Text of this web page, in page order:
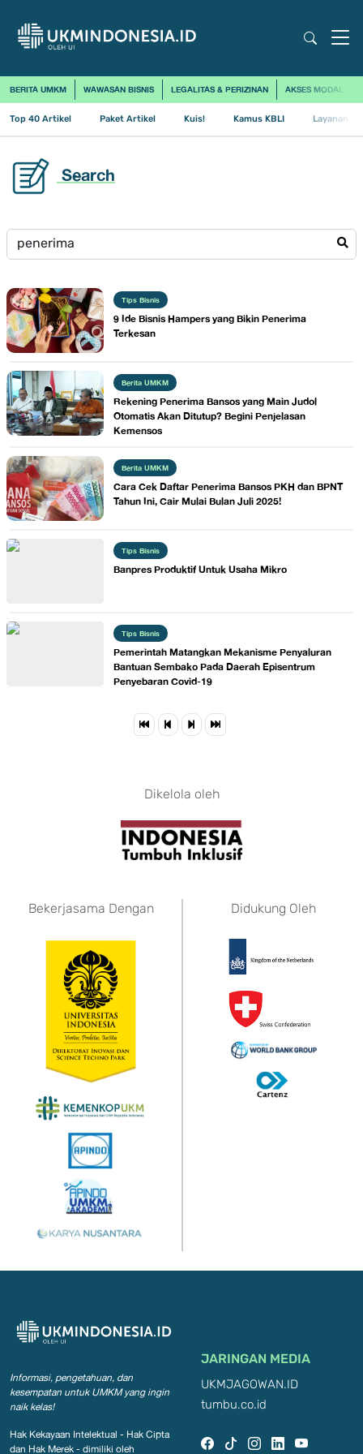
BERITA UMKM WAWASAN BISNIS LEGALITAS & PERIZINAN AKSES MODAL
Top 40 Artikel Paket Artikel Kuis! Kamus KBLI Layanan
Search
Tips Bisnis
9 Ide Bisnis Hampers yang Bikin Penerima
Terkesan
Berita UMKM
Rekening Penerima Bansos yang Main Judol
Otomatis Akan Ditutup? Begini Penjelasan
Kemensos
Berita UMKM
Cara Cek Daftar Penerima Bansos PKH dan BPNT
Tahun Ini, Cair Mulai Bulan Juli 2025!
Tips Bisnis
Banpres Produktif Untuk Usaha Mikro
Tips Bisnis
Pemerintah Matangkan Mekanisme Penyaluran
Bantuan Sembako Pada Daerah Episentrum
Penyebaran Covid-19
Dikelola oleh
Bekerjasama Dengan Didukung Oleh
Informasi, pengetahuan, dan
kesempatan untuk UMKM yang ingin
naik kelas!
Hak Kekayaan Intelektual - Hak Cipta
dan Hak Merek - dimiliki oleh
JARINGAN MEDIA
UKMJAGOWAN.ID
tumbu.co.id